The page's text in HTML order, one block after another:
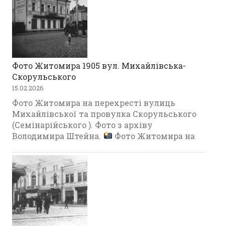
Фото Житомира 1905 вул. Михайлівська-
Скорульського
15.02.2026
Фото Житомира на перехресті вулиць
Михайлівської та провулка Скорульського
(Семінарійського ). Фото з архіву
Володимира Штейна.
Фото Житомира на